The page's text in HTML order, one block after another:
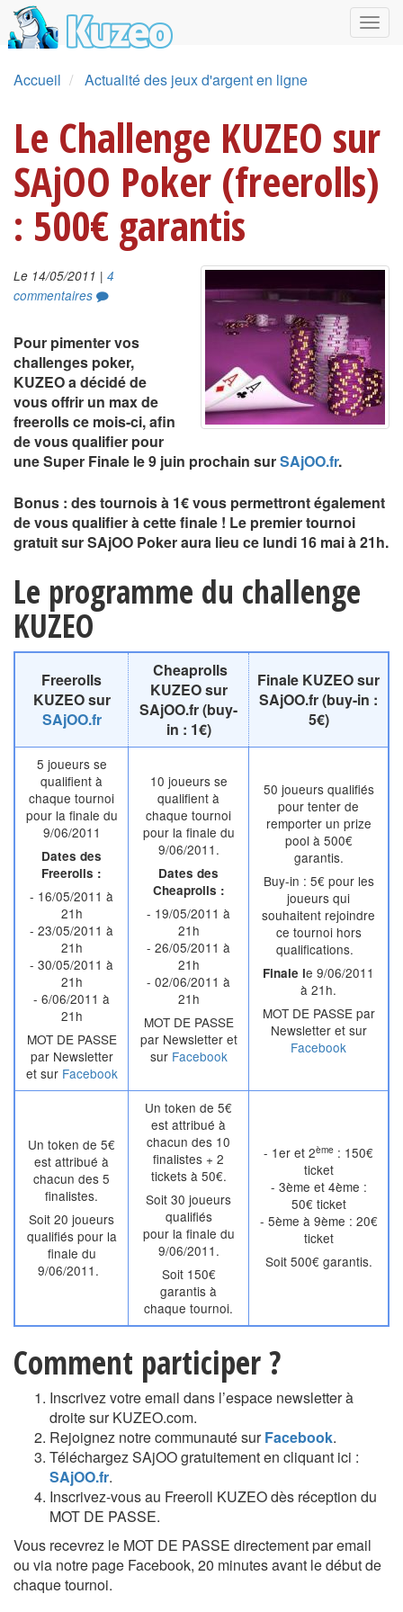
Accueil Actualité des jeux d'argent en ligne
Le Challenge KUZEO sur
SAjOO Poker (freerolls)
: 500€ garantis
Le 14/05/2011 | 4
commentaires
Pour pimenter vos
challenges poker,
KUZEO a décidé de
vous offrir un max de
freerolls ce mois-ci, afin
de vous qualifier pour
une Super Finale le 9 juin prochain surSAjOO.fr.
Bonus : des tournois à 1€ vous permettront également
de vous qualifier à cette finale ! Le premier tournoi
gratuit sur SAjOO Poker aura lieu ce lundi 16 mai à 21h.
Le programme du challenge
KUZEO
Freerolls
KUZEO sur
SAjOO.fr
Cheaprolls
KUZEO sur
SAjOO.fr (buy-
in : 1€)
Finale KUZEO sur
SAjOO.fr(buy-in :
5€)
5 joueurs se
qualifient à
chaque tournoi
pour la finale du
9/06/2011
Dates des
Freerolls :
- 16/05/2011 à
21h
- 23/05/2011 à
21h
- 30/05/2011 à
21h
- 6/06/2011 à
21h
MOT DE PASSE
par Newsletter
et sur Facebook
10 joueurs se
qualifient à
chaque tournoi
pour la finale du
9/06/2011.
Dates des
Cheaprolls :
- 19/05/2011 à
21h
- 26/05/2011 à
21h
- 02/06/2011 à
21h
MOT DE PASSE
par Newsletter et
sur Facebook
50 joueurs qualifiés
pour tenter de
remporter un prize
pool à 500€
garantis.
Buy-in : 5€ pour les
joueurs qui
souhaitent rejoindre
ce tournoi hors
qualifications.
Finale le 9/06/2011
à 21h.
MOT DE PASSE par
Newsletter et sur
Facebook
Un token de 5€
est attribué à
chacun des 5
finalistes.
Soit 20 joueurs
qualifiés pour la
finale du
9/06/2011.
Un token de 5€
est attribué à
chacun des 10
finalistes + 2
tickets à 50€.
Soit 30 joueurs
qualifiés
pour la finale du
9/06/2011.
Soit 150€
garantis à
chaque tournoi.
- 1er et 2ème : 150€
ticket
- 3ème et 4ème :
50€ ticket
- 5ème à 9ème : 20€
ticket
Soit 500€ garantis.
Comment participer ?
Inscrivez votre email dans l’espace newsletter à
droite sur KUZEO.com.
Rejoignez notre communauté surFacebook.
Téléchargez SAjOO gratuitement en cliquant ici :
SAjOO.fr.
Inscrivez-vous au Freeroll KUZEO dès réception du
MOT DE PASSE.
Vous recevrez le MOT DE PASSE directement par email
ou via notre page Facebook, 20 minutes avant le début de
chaque tournoi.